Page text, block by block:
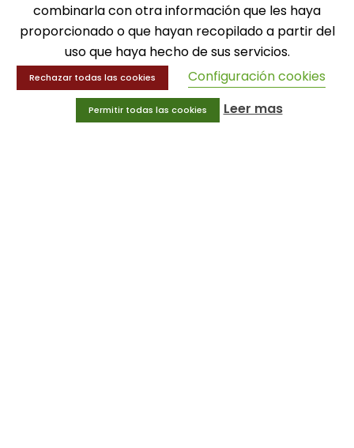
info@gui-an.com
Tel: 916 511 040
Whatsapp: 609 72 24 10
Fax: 916 537 814
combinarla con otra información que les haya
proporcionado o que hayan recopilado a partir del
uso que haya hecho de sus servicios.
Rechazar todas las cookies Configuración cookies
Permitir todas las cookies Leer mas